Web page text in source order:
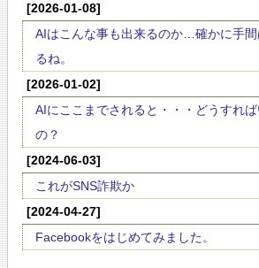
[2026-01-08]
AIはこんな事も出来るのか…確かに手間
るね。
[2026-01-02]
AIにここまでされると・・・どうすれ
の？
[2024-06-03]
これがSNS詐欺か
[2024-04-27]
Facebookをはじめてみました。